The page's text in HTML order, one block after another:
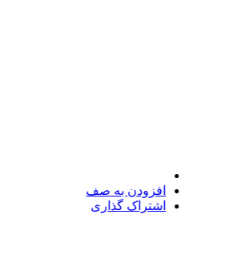
افزودن به صف
اشتراک گذاری